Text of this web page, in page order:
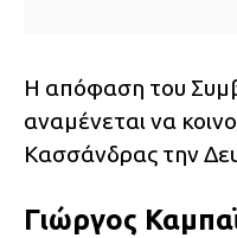
Η απόφαση του
αναμένεται να
Κασσάνδρας την
Γιώργος